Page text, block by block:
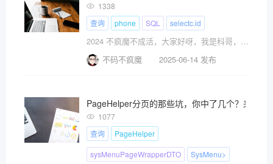
1338
查询
phone SQL selectc.id
2024 不疯魔不成活，大家好呀，我是科哥，江湖ID 不码不疯魔 谈到MySQL分页，相信大家首选limit
不码不疯魔
2025-06-14 发布
PageHelper分页的那些坑，你中了几个？来我教
1077
查询
PageHelper
sysMenuPageWrapperDTO
SysMenu>